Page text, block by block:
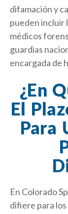
difamación y
pueden incluir
médicos
guardias
encargada de
¿En
El
Para
En Colorado
difiere para